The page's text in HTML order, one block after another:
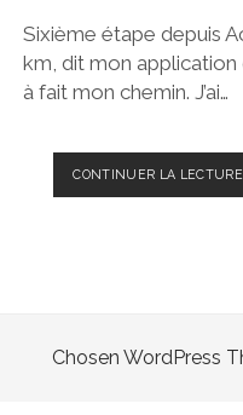
Sixième étape depuis
km, dit mon
à fait mon chemin. J’ai…
CONTINUER LA LECTURE
Chosen WordPress